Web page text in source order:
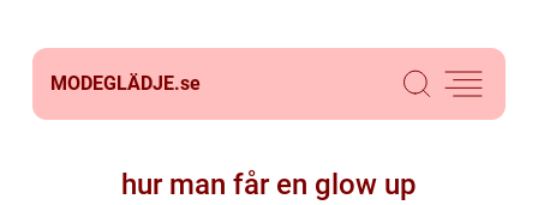
MODEGLÄDJE.se
hur man får en glow up